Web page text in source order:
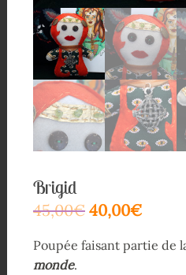
Brigid
45,00€ 40,00€
Poupée faisant partie de
monde.